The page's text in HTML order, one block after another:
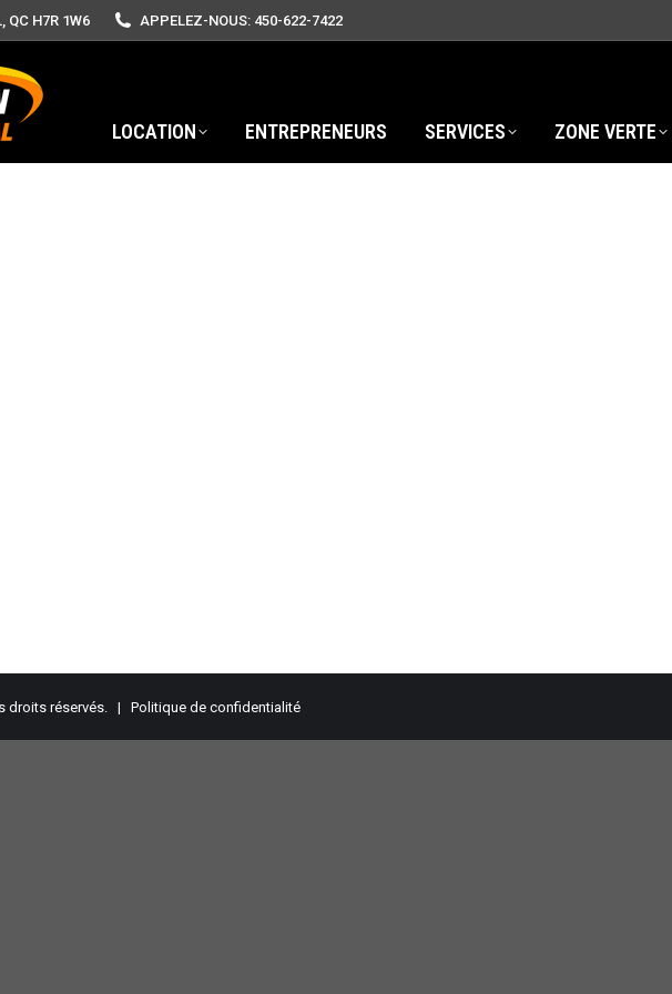
QC H7R 1W6 APPELEZ-NOUS: 450-622-7422
LOCATION ENTREPRENEURS SERVICES ZONE VERTE
droits réservés. | Politique de confidentialité